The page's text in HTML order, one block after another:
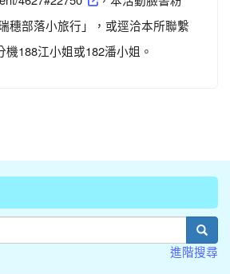
穗部落小旅行」，或逕洽本所聯繫
機188江小姐或182潘小姐。
進階搜尋